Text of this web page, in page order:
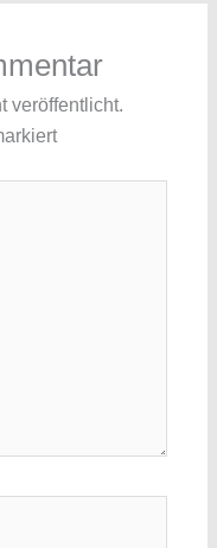
veröffentlicht.